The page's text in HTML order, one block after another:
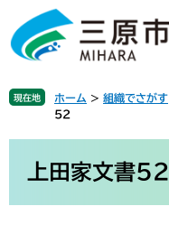
ジ
頭
す
ュ
飛
し
現在地 ホーム > 組織でさがす
52
上田家文書52